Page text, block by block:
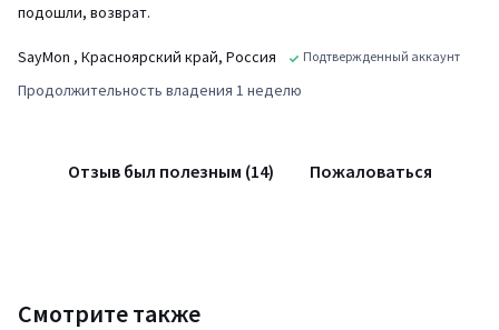
подошли, возврат.
SayMon , Красноярский край, Россия Подтвержденный аккаунт
Продолжительность владения 1 неделю
Отзыв был полезным (14) Пожаловаться
Смотрите также